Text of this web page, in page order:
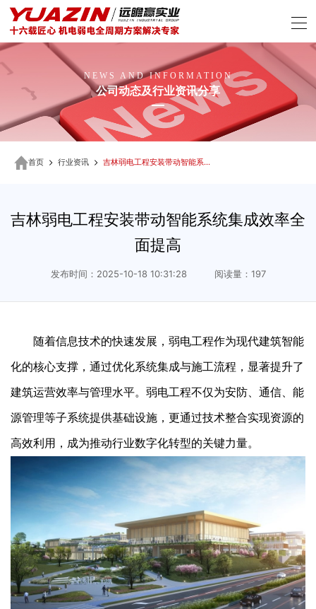
NEWS AND INFORMATION
公司动态及行业资讯分享
首页 行业资讯 吉林弱电工程安装带动智能系统集成效率全面提高
吉林弱电工程安装带动智能系统集成效率全
面提高
发布时间：2025-10-18 10:31:28 阅读量：197
随着信息技术的快速发展，弱电工程作为现代建筑智能
化的核心支撑，通过优化系统集成与施工流程，显著提升了
建筑运营效率与管理水平。弱电工程不仅为安防、通信、能
源管理等子系统提供基础设施，更通过技术整合实现资源的
高效利用，成为推动行业数字化转型的关键力量。